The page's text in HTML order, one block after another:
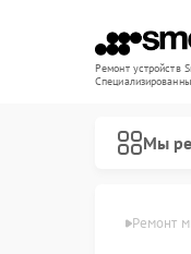
Ремонт устройств
Мы
Ремонт